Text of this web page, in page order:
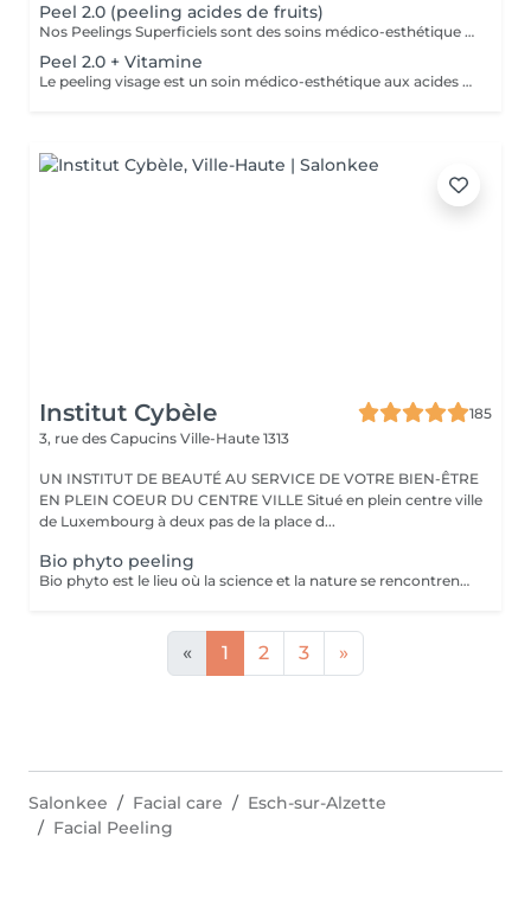
Peel 2.0 (peeling acides de fruits)
Nos Peelings Superficiels sont des soins médico-esthétique aux acides de fruits qui agissent par une exfoliation chimique controlée des couches supérieurs de la peau afin de stimuler et accélérer le renouvellement cellulaire. En éliminant les cellules mortes de la surface cutanée, ce traitement permet d'unifier le teint, d'atténuer les imperfections et de redonner de l'éclat à la peau. AVANTAGES DU PEELING - Favoriser la création de collagène et d'élastine pour restaurer la fermeté et la souplesse de la peau - Réduction des rides profondes, poches et cernes - Amélioration de l'hydratation - Stimuler la microcirculation - Atténuer les rougeurs présentes - Atténuer les cicatrices d'acné - Affiner le grain de peau - Diminution des pores dilatés, points noirs, comédons - Éclat immédiat du teint PRÉCAUTIONS OBLIGATOIRES - PAS D'ÉPILATION sur la ZONE à traiter 5 jours avant - PAS DE RASAGE pour les hommes 48h avant - Irritations, rougeurs, voire légères croûtes à prévoir pendant 5 à 7 jours (peel expert) - Utilisation OBLIGATOIRE d'une crème ANTI-SOLAIRE pendant 10 jours, matin, midi, soir CONTRE-INDICATIONS - Grossesse/allaitement - Exposition solaire récente ou prévue (48h avant à 7 jours après le soin) - Traitement lourd : chimio (attendre 1 an post chimio) ou antibiotique (attendre 6 mois) - Prise d'anticoagulant, anti-inflammatoire + de 5 jours - Traitements dermatologiques en cours (type Roaccutane) - Allergie aux acides de fruits, fruits à coque ou à l'aspirine - Dermabrasion médicale - Injection de botox ou acide hyaluronique (attendre 1 mois) - Maladies auto-immunes (diabète) - Cicatrices chéloïdes
Peel 2.0 + Vitamine
Le peeling visage est un soin médico-esthétique aux acides de fruits qui consiste à appliquer une solution exfoliante sur la peau afin de stimuler et accélérer le renouvellement cellulaire. En éliminant les cellules mortes de la surface cutanée, ce traitement permet d'unifier le teint, d'atténuer les imperfections et de redonner de l'éclat à la peau. AVANTAGES DU PEELING - Favoriser la création de collagène et d'élastine pour restaurer la fermeté et la souplesse de la peau - Réduction des rides profondes, poches et cernes - Amélioration de l'hydratation - Stimuler la microcirculation - Atténuer les rougeurs présentes - Atténuer les cicatrices d'acné - Affiner le grain de peau - Diminution des pores dilatés, points noirs, comédons - Éclat immédiat du teint PRÉCAUTIONS OBLIGATOIRES - PAS D'ÉPILATION sur la ZONE à traiter 5 jours avant - PAS DE RASAGE pour les hommes 48h avant - Irritations, rougeurs, voire légères croûtes à prévoir pendant 5 à 7 jours (peel expert) - Utilisation OBLIGATOIRE d'une crème ANTI-SOLAIRE pendant 10 jours, matin, midi, soir CONTRE-INDICATIONS - Grossesse/allaitement - Exposition solaire récente ou prévue (48h avant à 7 jours après le soin) - Traitement lourd : chimio (attendre 1 an post chimio) ou antibiotique (attendre 6 mois) - Prise d'anticoagulant, anti-inflammatoire + de 5 jours - Traitements dermatologiques en cours (type Roaccutane) - Allergie aux acides de fruits, fruits à coque ou à l'aspirine - Dermabrasion médicale - Injection de botox ou acide hyaluronique (attendre 1 mois) - Maladies auto-immunes (diabète) - Cicatrices chéloïdes
Institut Cybèle
185
3, rue des Capucins Ville-Haute 1313
UN INSTITUT DE BEAUTÉ AU SERVICE DE VOTRE BIEN-ÊTRE
EN PLEIN COEUR DU CENTRE VILLE Situé en plein centre ville
de Luxembourg à deux pas de la place d...
Bio phyto peeling
Bio phyto est le lieu où la science et la nature se rencontrent pour créer des produits aux qualités uniques et aux résultats exceptionnels. Le Peeling profond est un complexe botanique et acide salicylique hautement purifiant, oxygénant, coup d'éclat immédiat. Pour tous types de peau, efficace sur les pores dilatés, impuretés et imperfections, tâches pigmentaires, hyper kératinisation, excès de sébum et aux peaux affectées par le tabac. Immédiatement après le soin, la peau parait radieuse, dynamique et revitalisée. Les systèmes de défense naturels de la peau sont restaurés et renforcés contre d'autres dommages car ce soin agit fortement sur le renouvellement cellulaire.
« 1 2 3 »
Salonkee Facial care
Esch-sur-Alzette
Facial Peeling